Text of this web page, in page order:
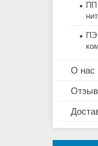
ПП
ПЭ
О нас